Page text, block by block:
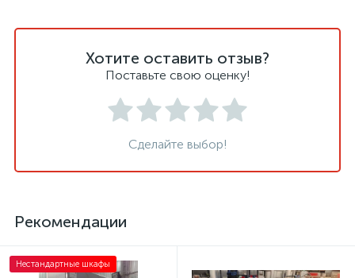
Хотите оставить отзыв?
Поставьте свою оценку!
Сделайте выбор!
Рекомендации
Нестандартные шкафы